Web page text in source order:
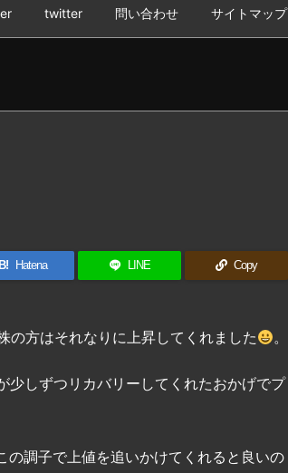
twitter 問い合わせ サイトマップ
B! Hatena LINE Copy
の方はそれなりに上昇してくれました 。
少しずつリカバリーしてくれたおかげでプ
調子で上値を追いかけてくれると良いの